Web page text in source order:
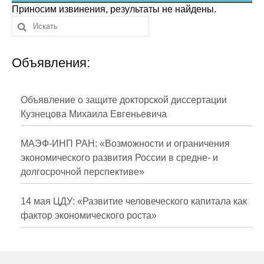
Сотрудники
Отчетность
Противодействие коррупции
Публикации
Научная жизнь
Издания
Проблемы прогнозирования
О журнале
Приносим извинения, результаты не найдены.
Объявления:
Объявление о защите докторской диссертации
Кузнецова Михаила Евгеньевича
МАЭФ-ИНП РАН: «Возможности и ограничения
экономического развития России в средне- и
долгосрочной перспективе»
14 мая ЦДУ: «Развитие человеческого капитала как
фактор экономического роста»